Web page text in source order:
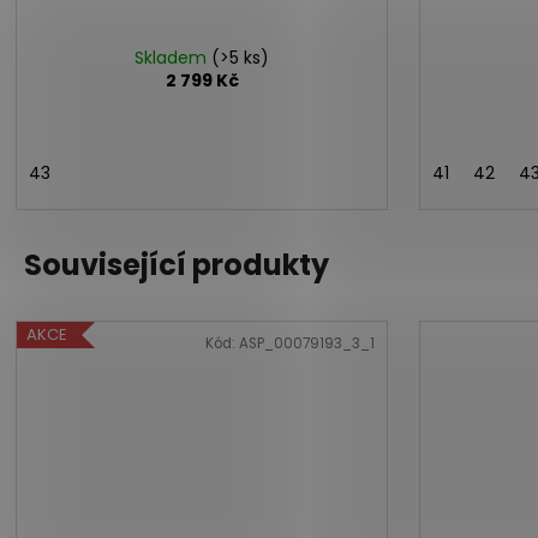
Skladem (>5 ks)
2 799 Kč
43 41 42 43
Související produkty
AKCE Kód: ASP_00079193_3_1